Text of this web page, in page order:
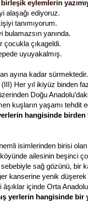
birleşik eylemlerin yazımı
alaşağı ediyoruz.
tanımıyorum.
yanında.
çocukla çıkageldi.
uyuyakalmış.
ayına kadar
Her yıl ikiyüz binden
Doğu
kuşların yaşamı tehdit
hangisinde birden
isimlerinden birisi
ailesinin beşinci
sebebiyle sağ gözünü, bir
kanserine yenik
içinde Orta
yerlerin hangisinde bir